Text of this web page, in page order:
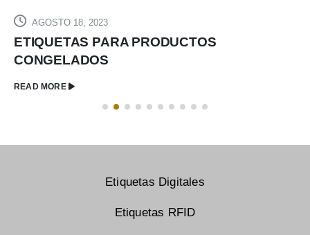
AGOSTO 18, 2023
ETIQUETAS PARA PRODUCTOS
CONGELADOS​
READ MORE
Etiquetas Digitales
Etiquetas RFID